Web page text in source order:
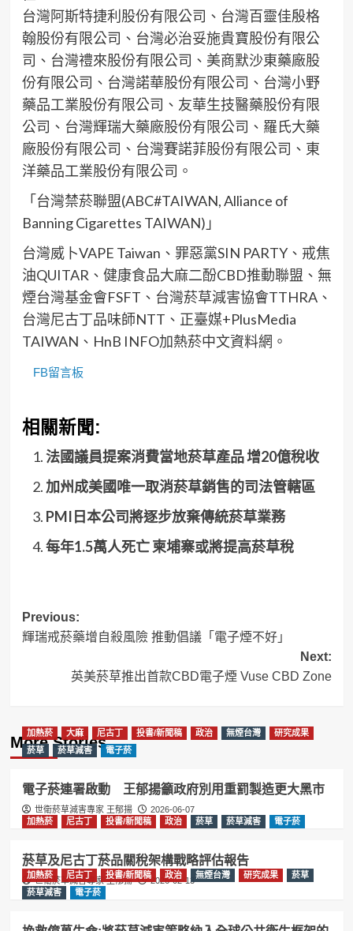
台灣阿斯特捷利股份有限公司、台灣百靈佳殷格
翰股份有限公司、台灣必治妥施貴寶股份有限公
司、台灣禮來股份有限公司、美商默沙東藥廠股
份有限公司、台灣諾華股份有限公司、台灣小野
藥品工業股份有限公司、友華生技醫藥股份有限
公司、台灣輝瑞大藥廠股份有限公司、羅氏大藥
廠股份有限公司、台灣賽諾菲股份有限公司、東
洋藥品工業股份有限公司。
「台灣禁菸聯盟(ABC#TAIWAN, Alliance of
Banning Cigarettes TAIWAN)」
台灣威卜VAPE Taiwan、罪惡黨SIN PARTY、戒焦
油QUITAR、健康食品大麻二酚CBD推動聯盟、無
煙台灣基金會FSFT、台灣菸草減害協會TTHRA、
台灣尼古丁品味師NTT、正臺媒+PlusMedia
TAIWAN、HnB INFO加熱菸中文資料網。
FB留言板
相關新聞:
法國議員提案消費當地菸草產品 增20億稅收
加州成美國唯一取消菸草銷售的司法管轄區
PMI日本公司將逐步放棄傳統菸草業務
每年1.5萬人死亡 柬埔寨或將提高菸草稅
Post
navigation
Previous:
輝瑞戒菸藥增自殺風險 推動倡議「電子煙不好」
Next:
英美菸草推出首款CBD電子煙 Vuse CBD Zone
More Stories
加熱菸 大麻 尼古丁 投書/新聞稿 政治 無煙台灣
研究成果
菸草
菸草減害 電子菸
電子菸連署啟動 王郁揚籲政府別用重罰製造更大黑市
世衛菸草減害專家 王郁揚
2026-06-07
加熱菸
尼古丁 投書/新聞稿 政治 菸草 菸草減害 電子菸
菸草及尼古丁菸品關稅架構戰略評估報告
世衛菸草減害專家 王郁揚 2026-02-13
加熱菸 尼古丁 投書/新聞稿 政治 無煙台灣 研究成果
菸草
菸草減害
電子菸